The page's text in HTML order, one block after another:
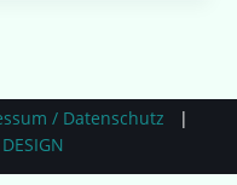
/ Datenschutz |